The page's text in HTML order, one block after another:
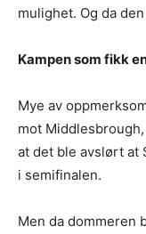
mulighet. Og da
Kampen som fikk
Mye av
mot
at det ble avslørt at
i semifinalen.
Men da dommeren